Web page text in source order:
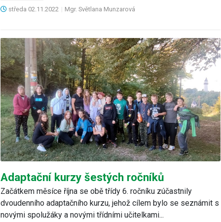
středa 02.11.2022 | Mgr. Světlana Munzarová
Adaptační kurzy šestých ročníků
Začátkem měsíce října se obě třídy 6. ročníku zúčastnily
dvoudenního adaptačního kurzu, jehož cílem bylo se seznámit s
novými spolužáky a novými třídními učitelkami...